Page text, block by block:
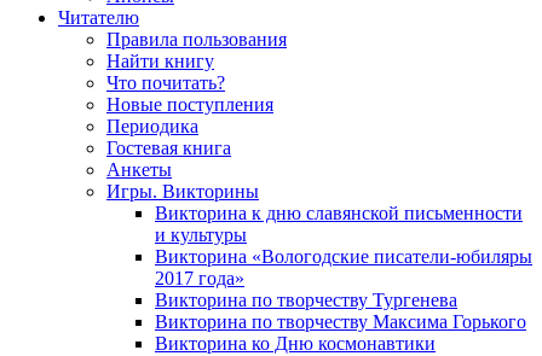
Читателю
Правила пользования
Найти книгу
Что почитать?
Новые поступления
Периодика
Гостевая книга
Анкеты
Игры. Викторины
Викторина к дню славянской письменности
и культуры
Викторина «Вологодские писатели-юбиляры
2017 года»
Викторина по творчеству Тургенева
Викторина по творчеству Максима Горького
Викторина ко Дню космонавтики